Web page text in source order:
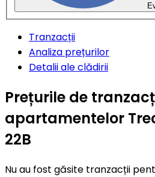
Tranzacții
Analiza prețurilor
Detalii ale clădirii
Prețurile de
apartamentelor
22B
Nu au fost găsite tranzacții